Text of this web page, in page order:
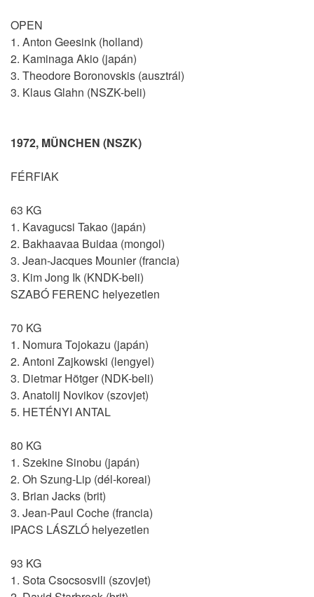
OPEN
1. Anton Geesink (holland)
2. Kaminaga Akio (japán)
3. Theodore Boronovskis (ausztrál)
3. Klaus Glahn (NSZK-beli)
1972, MÜNCHEN (NSZK)
FÉRFIAK
63 KG
1. Kavagucsi Takao (japán)
2. Bakhaavaa Buidaa (mongol)
3. Jean-Jacques Mounier (francia)
3. Kim Jong Ik (KNDK-beli)
SZABÓ FERENC helyezetlen
70 KG
1. Nomura Tojokazu (japán)
2. Antoni Zajkowski (lengyel)
3. Dietmar Hötger (NDK-beli)
3. Anatolij Novikov (szovjet)
5. HETÉNYI ANTAL
80 KG
1. Szekine Sinobu (japán)
2. Oh Szung-Lip (dél-koreai)
3. Brian Jacks (brit)
3. Jean-Paul Coche (francia)
IPACS LÁSZLÓ helyezetlen
93 KG
1. Sota Csocsosvili (szovjet)